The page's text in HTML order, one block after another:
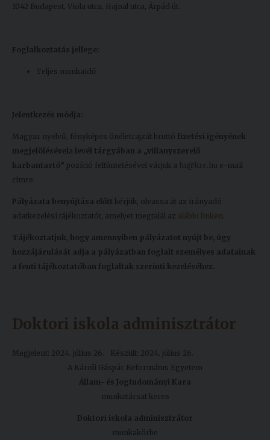
1042 Budapest, Viola utca, Hajnal utca, Árpád út.
Foglalkoztatás jellege:
Teljes munkaidő
Jelentkezés módja:
Magyar nyelvű, fényképes önéletrajzát bruttó fizetési igényének
megjelölésével a levél tárgyában a „villanyszerelő
karbantartó” pozíció feltüntetésével várjuk a hr@kre.hu e-mail
címre.
Pályázata benyújtása előtt kérjük, olvassa át az irányadó
adatkezelési tájékoztatót, amelyet megtalál az alábbi linken.
Tájékoztatjuk, hogy amennyiben pályázatot nyújt be, úgy
hozzájárulását adja a pályázatban foglalt személyes adatainak
a fenti tájékoztatóban foglaltak szerinti kezeléséhez.
Doktori iskola adminisztrátor
Megjelent: 2024. július 26.
Készült: 2024. július 26.
A Károli Gáspár Református Egyetem
Állam- és Jogtudományi Kara
munkatársat keres
Doktori iskola adminisztrátor
munkakörbe